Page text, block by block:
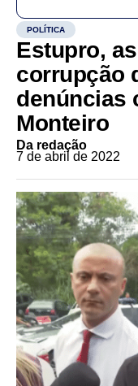
POLÍTICA
Estupro,
corrupção
denúncias
Monteiro
Da redação
7 de abril de 2022